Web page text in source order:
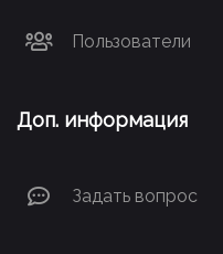
Пользователи
Доп. информация
Задать вопрос